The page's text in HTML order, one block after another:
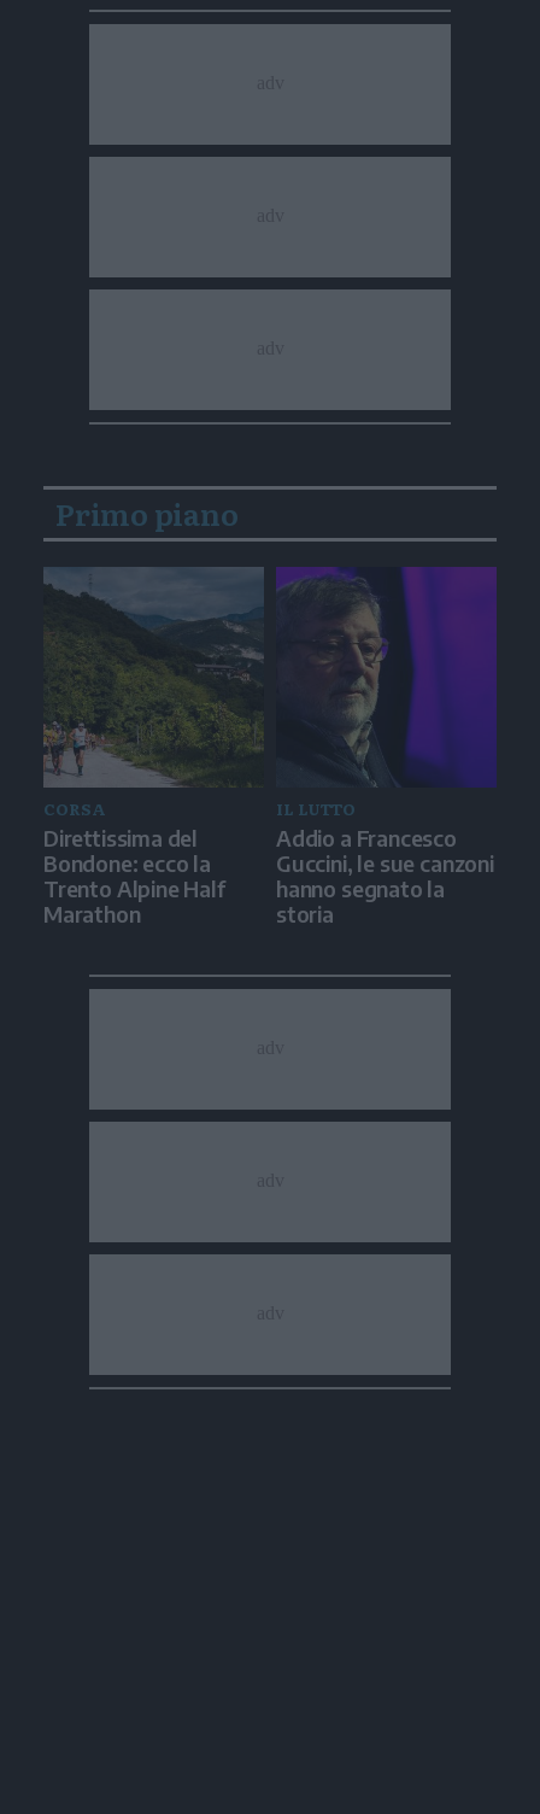
Primo piano
CORSA
Direttissima del
Bondone: ecco la
Trento Alpine Half
Marathon
IL LUTTO
Addio a Francesco
Guccini, le sue canzoni
hanno segnato la
storia